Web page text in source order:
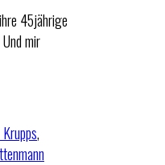
45jährige
mir
,